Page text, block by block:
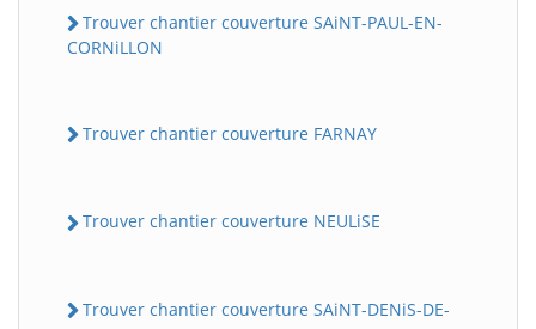
Trouver chantier couverture SAiNT-PAUL-EN-
CORNiLLON
Trouver chantier couverture FARNAY
Trouver chantier couverture NEULiSE
Trouver chantier couverture SAiNT-DENiS-DE-
BatiWebPro